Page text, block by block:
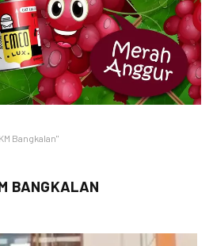
Bangkalan"
BANGKALAN